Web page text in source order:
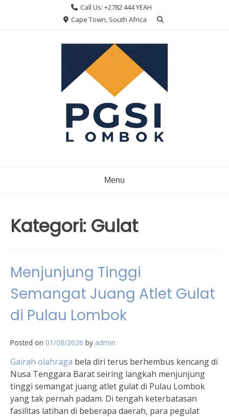
Call Us: +2782 444 YEAH
Cape Town, South Africa
Menu
Kategori: Gulat
Menjunjung Tinggi
Semangat Juang Atlet Gulat
di Pulau Lombok
Posted on 01/08/2026 by admin
Gairah olahraga bela diri terus berhembus kencang di
Nusa Tenggara Barat seiring langkah menjunjung
tinggi semangat juang atlet gulat di Pulau Lombok
yang tak pernah padam. Di tengah keterbatasan
fasilitas latihan di beberapa daerah, para pegulat